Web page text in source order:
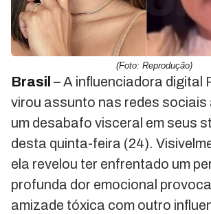
(Foto: Reprodução)
Brasil – A influenciadora digital
virou assunto nas redes sociais
um desabafo visceral em seus
desta quinta-feira (24).
ela revelou ter enfrentado um
profunda dor emocional
amizade tóxica com outro